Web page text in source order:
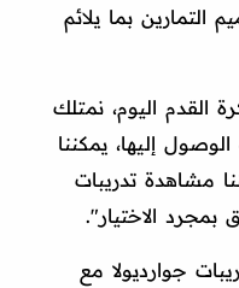
بما يلائم
القدم اليوم، نمتلك
إليها، يمكننا
مشاهدة تدريبات
بمجرد الاختيار".
جوارديولا مع